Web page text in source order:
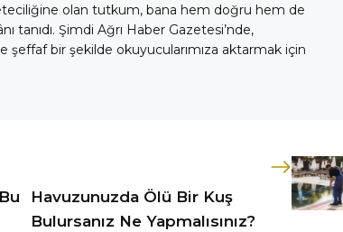
olan tutkum, bana hem doğru hem de
tanıdı. Şimdi Ağrı Haber Gazetesi’nde,
şeffaf bir şekilde okuyucularımıza aktarmak için
Havuzunuzda Ölü Bir Kuş
Bulursanız Ne Yapmalısınız?